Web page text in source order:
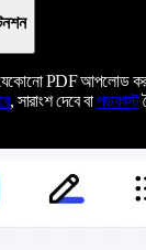
যেকোনো PDF আপলোড
, সারাংশ দেবে বাপডকাস্ট